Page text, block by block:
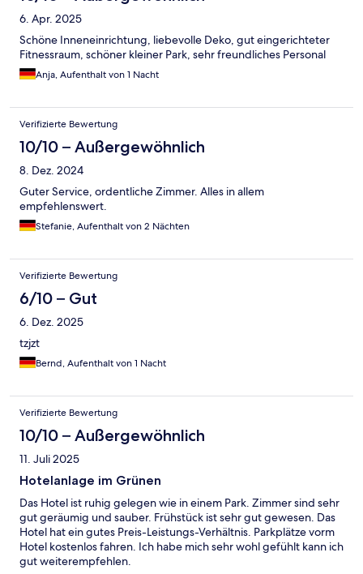
6. Apr. 2025
Schöne Inneneinrichtung, liebevolle Deko, gut eingerichteter
Fitnessraum, schöner kleiner Park, sehr freundliches Personal
Anja, Aufenthalt von 1 Nacht
Verifizierte Bewertung
10/10 – Außergewöhnlich
8. Dez. 2024
Guter Service, ordentliche Zimmer. Alles in allem
empfehlenswert.
Stefanie, Aufenthalt von 2 Nächten
Verifizierte Bewertung
6/10 – Gut
6. Dez. 2025
tzjzt
Bernd, Aufenthalt von 1 Nacht
Verifizierte Bewertung
10/10 – Außergewöhnlich
11. Juli 2025
Hotelanlage im Grünen
Das Hotel ist ruhig gelegen wie in einem Park. Zimmer sind sehr
gut geräumig und sauber. Frühstück ist sehr gut gewesen. Das
Hotel hat ein gutes Preis-Leistungs-Verhältnis. Parkplätze vorm
Hotel kostenlos fahren. Ich habe mich sehr wohl gefühlt kann ich
gut weiterempfehlen.